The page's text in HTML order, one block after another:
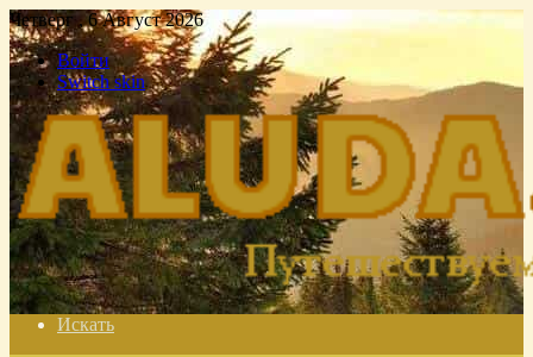
Четверг , 6 Август 2026
Войти
Switch skin
Искать